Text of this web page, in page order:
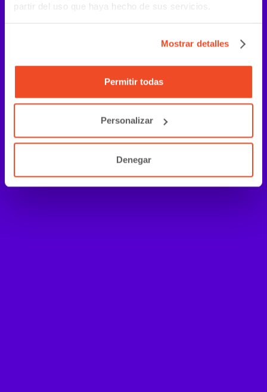
partir del uso que haya hecho de sus servicios.
Mostrar detalles
Permitir todas
Personalizar
Denegar